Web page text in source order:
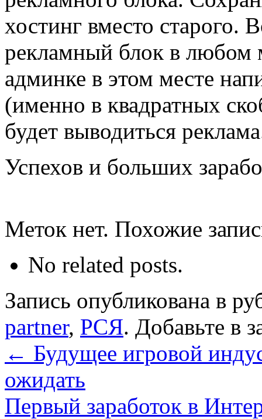
хостинг вместо старого.
рекламный блок в любом
админке в этом месте
(именно в квадратных
будет выводиться
Успехов и больших
Меток нет. Похожие
No related posts.
Запись опубликована в
partner, РСЯ. Добавьте в
← Будущее игровой
ожидать
Первый заработок в